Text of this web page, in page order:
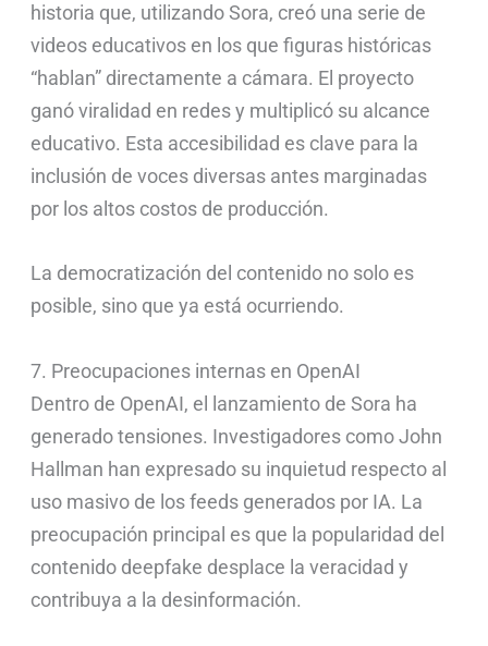
historia que, utilizando Sora, creó una serie de
videos educativos en los que figuras históricas
“hablan” directamente a cámara. El proyecto
ganó viralidad en redes y multiplicó su alcance
educativo. Esta accesibilidad es clave para la
inclusión de voces diversas antes marginadas
por los altos costos de producción.
La democratización del contenido no solo es
posible, sino que ya está ocurriendo.
7. Preocupaciones internas en OpenAI
Dentro de OpenAI, el lanzamiento de Sora ha
generado tensiones. Investigadores como John
Hallman han expresado su inquietud respecto al
uso masivo de los feeds generados por IA. La
preocupación principal es que la popularidad del
contenido deepfake desplace la veracidad y
contribuya a la desinformación.